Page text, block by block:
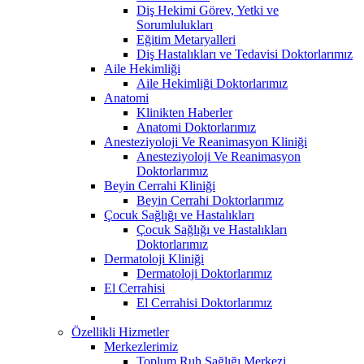
Diş Hekimi Görev, Yetki ve
Sorumlulukları
Eğitim Metaryalleri
Diş Hastalıkları ve Tedavisi Doktorlarımız
Aile Hekimliği
Aile Hekimliği Doktorlarımız
Anatomi
Klinikten Haberler
Anatomi Doktorlarımız
Anesteziyoloji Ve Reanimasyon Kliniği
Anesteziyoloji Ve Reanimasyon
Doktorlarımız
Beyin Cerrahi Kliniği
Beyin Cerrahi Doktorlarımız
Çocuk Sağlığı ve Hastalıkları
Çocuk Sağlığı ve Hastalıkları
Doktorlarımız
Dermatoloji Kliniği
Dermatoloji Doktorlarımız
El Cerrahisi
El Cerrahisi Doktorlarımız
Özellikli Hizmetler
Merkezlerimiz
Toplum Ruh Sağlığı Merkezi